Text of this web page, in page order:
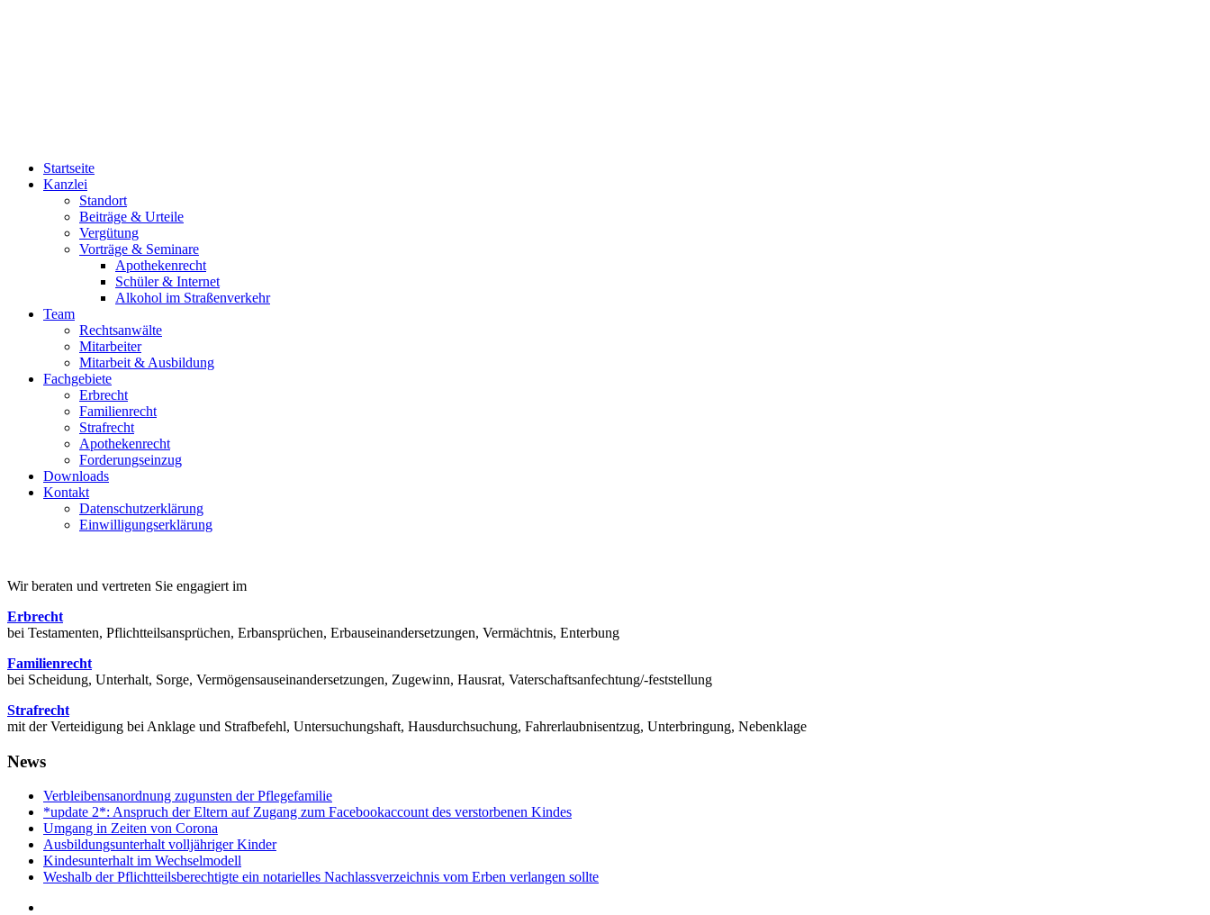
Startseite
Kanzlei
Standort
Beiträge & Urteile
Vergütung
Vorträge & Seminare
Apothekenrecht
Schüler & Internet
Alkohol im Straßenverkehr
Team
Rechtsanwälte
Mitarbeiter
Mitarbeit & Ausbildung
Fachgebiete
Erbrecht
Familienrecht
Strafrecht
Apothekenrecht
Forderungseinzug
Downloads
Kontakt
Datenschutzerklärung
Einwilligungserklärung
Wir beraten und vertreten Sie engagiert im
Erbrecht
bei Testamenten, Pflichtteilsansprüchen, Erbansprüchen, Erbauseinandersetzungen, Vermächtnis, Enterbung
Familienrecht
bei Scheidung, Unterhalt, Sorge, Vermögensauseinandersetzungen, Zugewinn, Hausrat, Vaterschaftsanfechtung/-feststellung
Strafrecht
mit der Verteidigung bei Anklage und Strafbefehl, Untersuchungshaft, Hausdurchsuchung, Fahrerlaubnisentzug, Unterbringung, Nebenklage
News
Verbleibensanordnung zugunsten der Pflegefamilie
*update 2*: Anspruch der Eltern auf Zugang zum Facebookaccount des verstorbenen Kindes
Umgang in Zeiten von Corona
Ausbildungsunterhalt volljähriger Kinder
Kindesunterhalt im Wechselmodell
Weshalb der Pflichtteilsberechtigte ein notarielles Nachlassverzeichnis vom Erben verlangen sollte